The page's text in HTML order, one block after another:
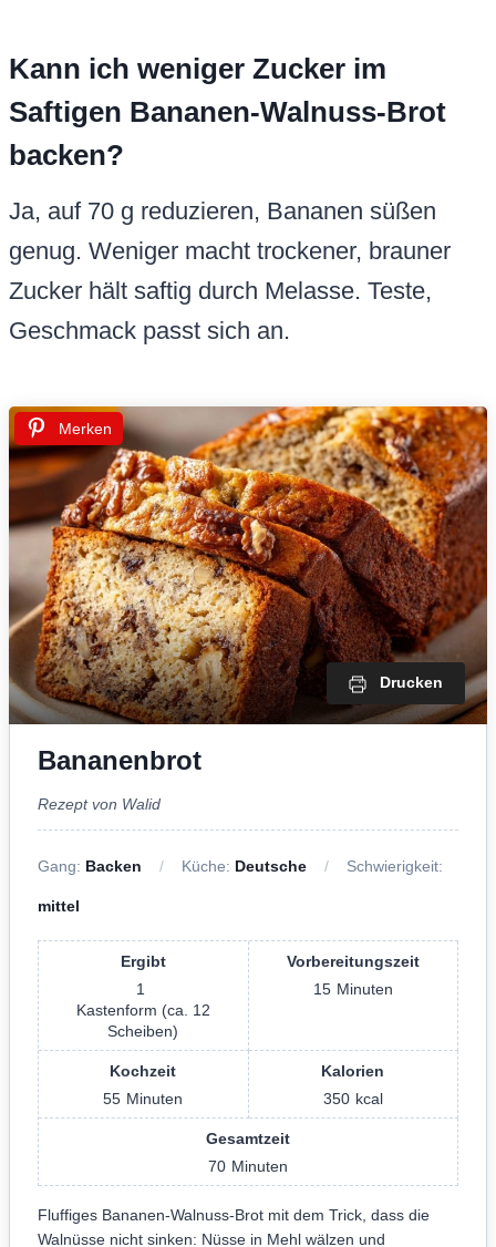
Kann ich weniger Zucker im
Saftigen Bananen-Walnuss-Brot
backen?
Ja, auf 70 g reduzieren, Bananen süßen
genug. Weniger macht trockener, brauner
Zucker hält saftig durch Melasse. Teste,
Geschmack passt sich an.
Merken
Drucken
Bananenbrot
Rezept von Walid
Gang: Backen Küche: Deutsche Schwierigkeit:
mittel
Ergibt
1
Kastenform (ca. 12
Scheiben)
Vorbereitungszeit
15 Minuten
Kochzeit
55 Minuten
Kalorien
350 kcal
Gesamtzeit
70 Minuten
Fluffiges Bananen-Walnuss-Brot mit dem Trick, dass die
Walnüsse nicht sinken: Nüsse in Mehl wälzen und